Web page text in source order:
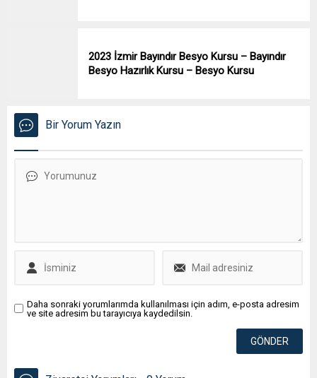
2023 İzmir Bayındır Besyo Kursu – Bayındır
Besyo Hazırlık Kursu – Besyo Kursu
Bir Yorum Yazın
Daha sonraki yorumlarımda kullanılması için adım, e-posta adresim
ve site adresim bu tarayıcıya kaydedilsin.